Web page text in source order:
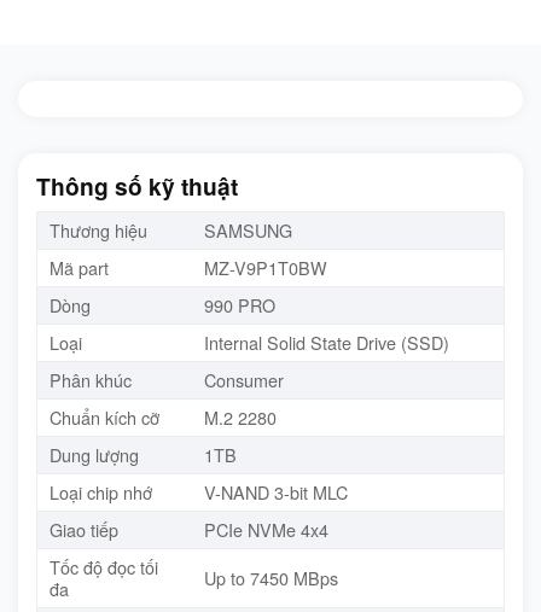
Thông số kỹ thuật
Thương hiệu
SAMSUNG
Mã part
MZ-V9P1T0BW
Dòng
990 PRO
Loại
Internal Solid State Drive (SSD)
Phân khúc
Consumer
Chuẩn kích cỡ
M.2 2280
Dung lượng
1TB
Loại chip nhớ
V-NAND 3-bit MLC
Giao tiếp
PCIe NVMe 4x4
Tốc độ đọc tối
đa
Up to 7450 MBps